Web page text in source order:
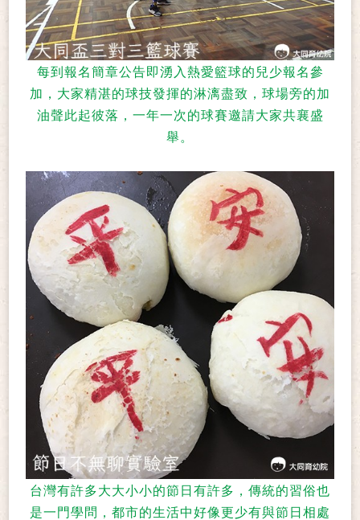
每到報名簡章公告即湧入熱愛籃球的兒少報名參
加，大家精湛的球技發揮的淋漓盡致，球場旁的加
油聲此起彼落，一年一次的球賽邀請大家共襄盛
舉。
台灣有許多大大小小的節日有許多，傳統的習俗也
是一門學問，都市的生活中好像更少有與節日相處